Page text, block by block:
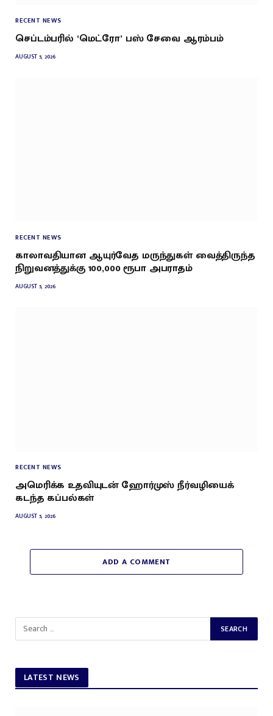
RECENT NEWS
செப்டம்பரில் ‘மெட்ரோ’ பஸ் சேவை ஆரம்பம்
AUGUST 5, 2026
RECENT NEWS
காலாவதியான ஆயுர்வேத மருந்துகள் வைத்திருந்த
நிறுவனத்துக்கு 100,000 ரூபா அபராதம்
AUGUST 5, 2026
RECENT NEWS
அமெரிக்க உதவியுடன் ஹோர்முஸ் நீர்வழியைக்
கடந்த கப்பல்கள்
AUGUST 5, 2026
ADD A COMMENT
LATEST NEWS